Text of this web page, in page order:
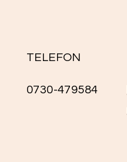
TELEFON
0730-479584